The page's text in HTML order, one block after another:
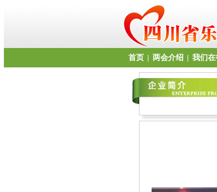
首页 | 两会介绍 | 我们